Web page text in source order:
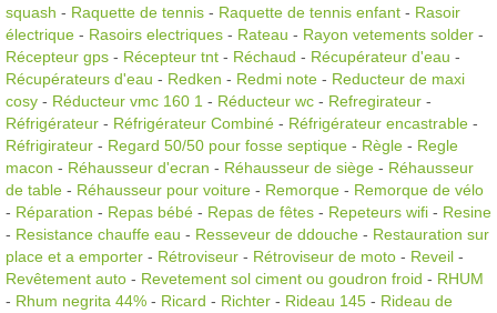
squash - Raquette de tennis - Raquette de tennis enfant - Rasoir
électrique - Rasoirs electriques - Rateau - Rayon vetements solder -
Récepteur gps - Récepteur tnt - Réchaud - Récupérateur d'eau -
Récupérateurs d'eau - Redken - Redmi note - Reducteur de maxi
cosy - Réducteur vmc 160 1 - Réducteur wc - Refregirateur -
Réfrigérateur - Réfrigérateur Combiné - Réfrigérateur encastrable -
Réfrigirateur - Regard 50/50 pour fosse septique - Règle - Regle
macon - Réhausseur d'ecran - Réhausseur de siège - Réhausseur
de table - Réhausseur pour voiture - Remorque - Remorque de vélo
- Réparation - Repas bébé - Repas de fêtes - Repeteurs wifi - Resine
- Resistance chauffe eau - Resseveur de ddouche - Restauration sur
place et a emporter - Rétroviseur - Rétroviseur de moto - Reveil -
Revêtement auto - Revetement sol ciment ou goudron froid - RHUM
- Rhum negrita 44% - Ricard - Richter - Rideau 145 - Rideau de